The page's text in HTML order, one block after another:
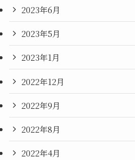
2023年6月
2023年5月
2023年1月
2022年12月
2022年9月
2022年8月
2022年4月